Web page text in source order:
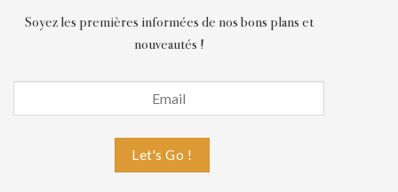
Soyez les premières informées de nos bons plans et
nouveautés !